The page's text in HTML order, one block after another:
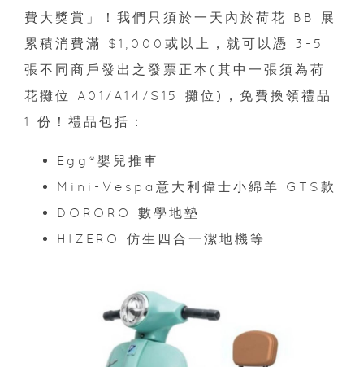
費大獎賞」！我們只須於一天內於荷花 BB 展
累積消費滿 $1,000或以上，就可以憑 3-5
張不同商戶發出之發票正本(其中一張須為荷
花攤位 A01/A14/S15 攤位)，免費換領禮品
1 份！禮品包括：
Egg®嬰兒推車
Mini-Vespa意大利偉士小綿羊 GTS款
DORORO 數學地墊
HIZERO 仿生四合一潔地機等